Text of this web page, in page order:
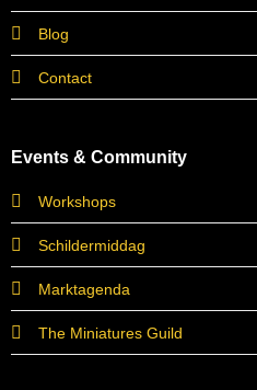
Blog
Contact
Events & Community
Workshops
Schildermiddag
Marktagenda
The Miniatures Guild